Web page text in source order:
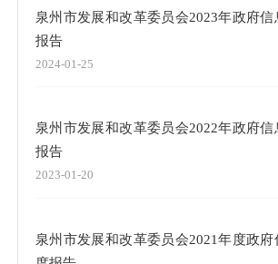
泉州市发展和改革委员会2023年政府
报告
2024-01-25
泉州市发展和改革委员会2022年政府
报告
2023-01-20
泉州市发展和改革委员会2021年度政